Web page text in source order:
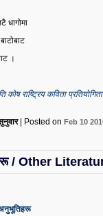
धागोमा
।
कोष राष्ट्रिय कविता प्रतियोगिता
| Posted on Feb 10
/ Other